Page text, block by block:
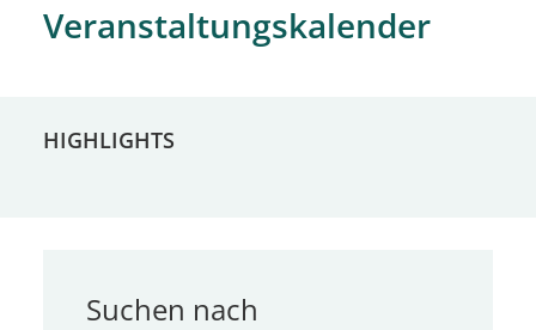
Veranstaltungskalender
HIGHLIGHTS
Suchen nach